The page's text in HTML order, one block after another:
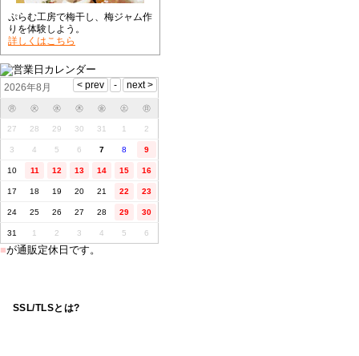
ぷらむ工房で梅干し、梅ジャム作
りを体験しよう。
詳しくはこちら
2026年8月
㊊ ㊋ ㊌ ㊍ ㊎ ㊏ ㊐
27 28 29 30 31 1 2
3 4 5 6 7 8 9
10 11 12 13 14 15 16
17 18 19 20 21 22 23
24 25 26 27 28 29 30
31 1 2 3 4 5 6
■が通販定休日です。
SSL/TLSとは?